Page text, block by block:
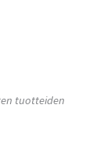
tuotteiden